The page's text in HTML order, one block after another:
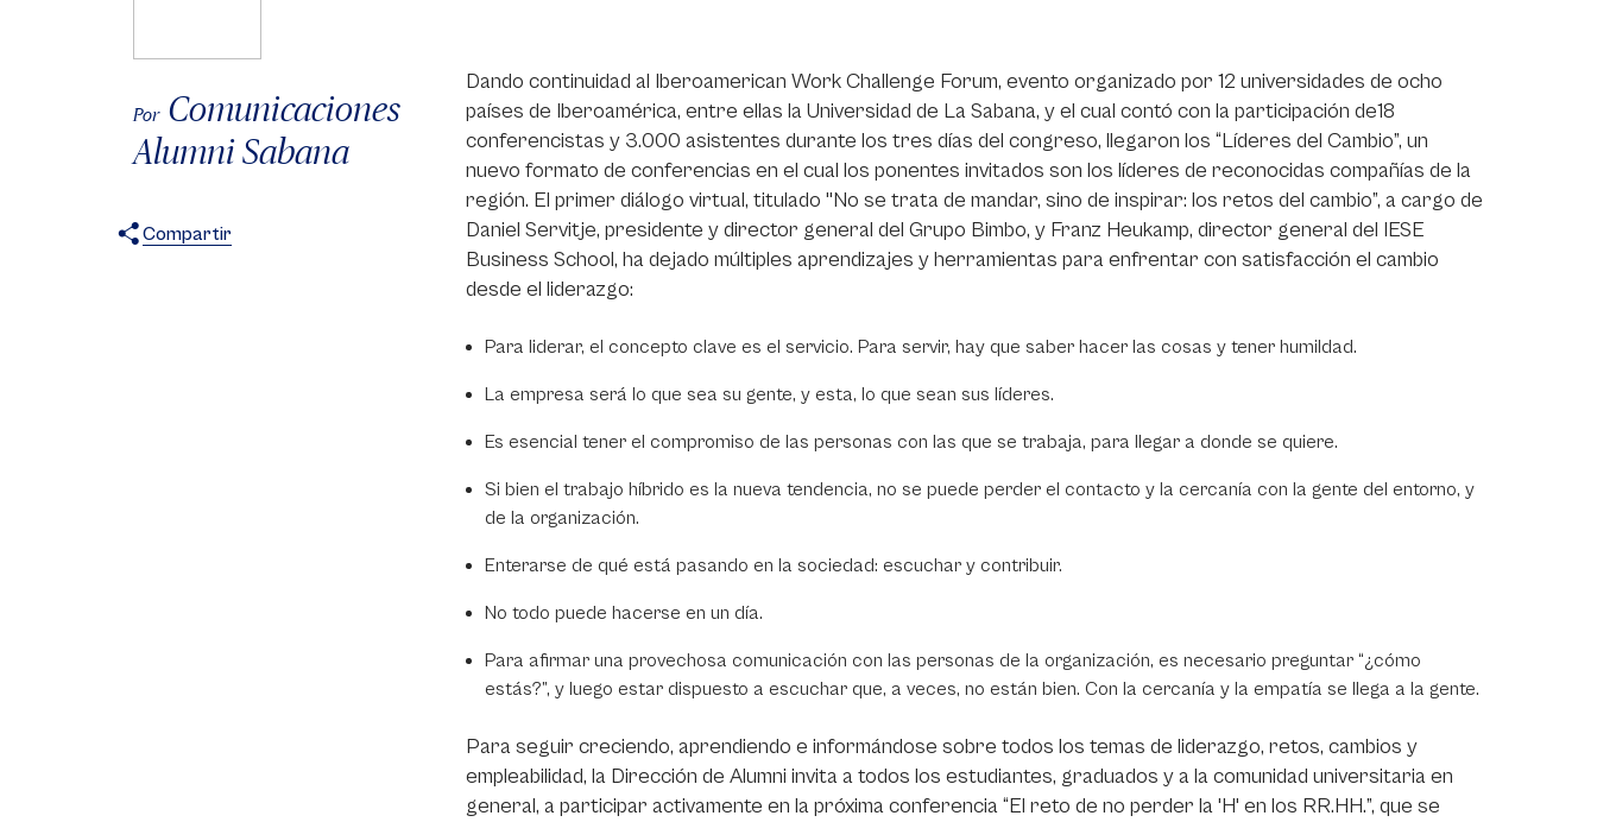
Por Comunicaciones
Alumni Sabana
Compartir
Dando continuidad al Iberoamerican Work Challenge Forum, evento organizado por 12 universidades de ocho
países de Iberoamérica, entre ellas la Universidad de La Sabana, y el cual contó con la participación de18
conferencistas y 3.000 asistentes durante los tres días del congreso, llegaron los “Líderes del Cambio”, un
nuevo formato de conferencias en el cual los ponentes invitados son los líderes de reconocidas compañías de la
región. El primer diálogo virtual, titulado "No se trata de mandar, sino de inspirar: los retos del cambio”, a cargo de
Daniel Servitje, presidente y director general del Grupo Bimbo, y Franz Heukamp, director general del IESE
Business School, ha dejado múltiples aprendizajes y herramientas para enfrentar con satisfacción el cambio
desde el liderazgo:
Para liderar, el concepto clave es el servicio. Para servir, hay que saber hacer las cosas y tener humildad.
La empresa será lo que sea su gente, y esta, lo que sean sus líderes.
Es esencial tener el compromiso de las personas con las que se trabaja, para llegar a donde se quiere.
Si bien el trabajo híbrido es la nueva tendencia, no se puede perder el contacto y la cercanía con la gente del entorno, y
de la organización.
Enterarse de qué está pasando en la sociedad: escuchar y contribuir.
No todo puede hacerse en un día.
Para afirmar una provechosa comunicación con las personas de la organización, es necesario preguntar “¿cómo
estás?”, y luego estar dispuesto a escuchar que, a veces, no están bien. Con la cercanía y la empatía se llega a la gente.
Para seguir creciendo, aprendiendo e informándose sobre todos los temas de liderazgo, retos, cambios y
empleabilidad, la Dirección de Alumni invita a todos los estudiantes, graduados y a la comunidad universitaria en
general, a participar activamente en la próxima conferencia “El reto de no perder la 'H' en los RR.HH.”, que se